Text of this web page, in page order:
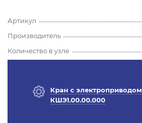
Артикул
Производитель
Количество в узле
Кран с электроприводом
КШЭ1.00.00.000